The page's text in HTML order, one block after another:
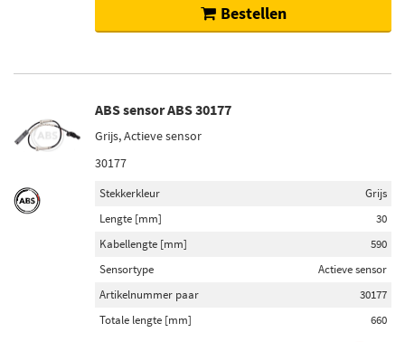
Bestellen
ABS sensor ABS 30177
Grijs, Actieve sensor
30177
Stekkerkleur
Grijs
Lengte [mm]
30
Kabellengte [mm]
590
Sensortype
Actieve sensor
Artikelnummer paar
30177
Totale lengte [mm]
660